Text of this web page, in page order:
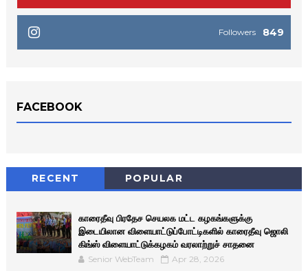
849
Followers
FACEBOOK
RECENT POPULAR
காரைதீவு பிரதேச செயலக மட்ட கழகங்களுக்கு
இடையிலான விளையாட்டுப்போட்டிகளில் காரைதீவு ஜொலி
கிங்ஸ் விளையாட்டுக்கழகம் வரலாற்றுச் சாதனை
Senior WebTeam Apr 28, 2026